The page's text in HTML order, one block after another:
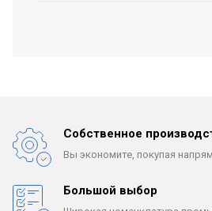
Собственное
Вы экономите, покупая
Большой выбор